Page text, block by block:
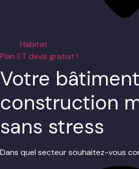
Habitat
Plan ET devis gratuit !
Votre
construction
sans stress
Dans quel secteur souhaitez-vous